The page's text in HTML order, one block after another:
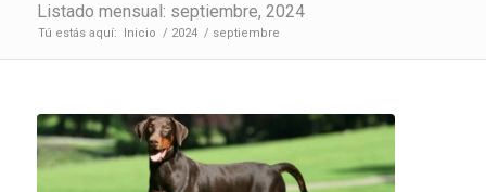
Listado mensual: septiembre, 2024
Tú estás aquí: Inicio / 2024 / septiembre